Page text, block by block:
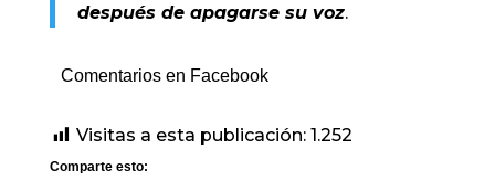
después de apagarse su voz.
Comentarios en Facebook
Visitas a esta publicación: 1.252
Comparte esto: